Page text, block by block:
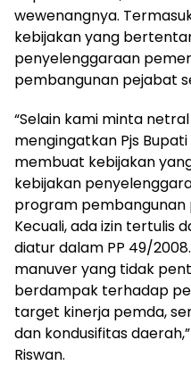
wewenangnya.
kebijakan yang
penyelenggaraan
pembangunan pejabat
“Selain kami minta
mengingatkan Pjs
membuat kebijakan
kebijakan
program pembangunan
Kecuali, ada izin tertulis
diatur dalam PP 49/
manuver yang tidak
berdampak terhadap
target kinerja pemda,
dan kondusifitas
Riswan.